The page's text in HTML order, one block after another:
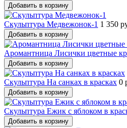
Добавить в корзину
Скульптура Медвежонок-1 1 350
Добавить в корзину
Аромантница Лисички цветные
Добавить в корзину
Скульптура На санках в красках 0
Добавить в корзину
Скульптура Ежик с яблоком в
Добавить в корзину